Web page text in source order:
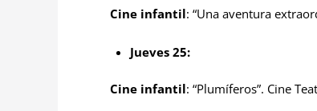
Cine infantil: “Una aventura
Jueves 25:
Cine infantil: “Plumíferos”. Cine